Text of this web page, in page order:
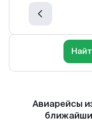
Авиарейсы